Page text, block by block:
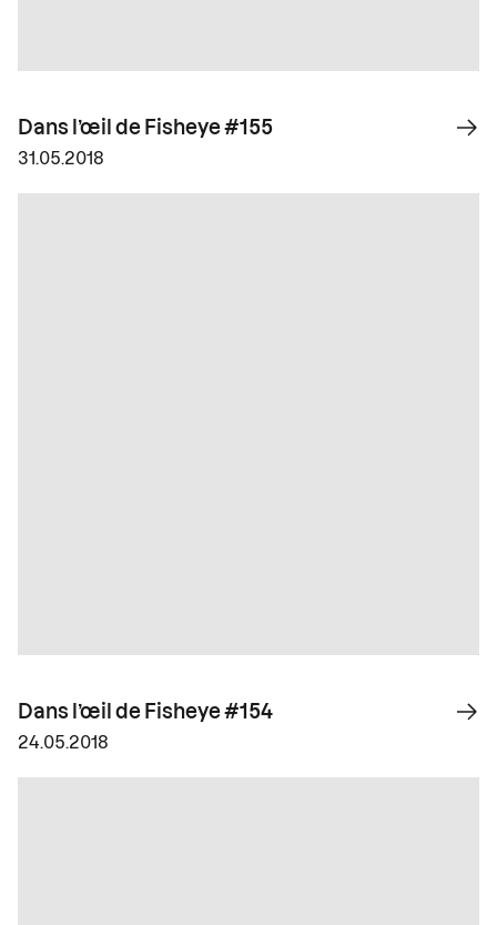
Dans l’œil de Fisheye #155
31.05.2018
Dans l’œil de Fisheye #154
24.05.2018